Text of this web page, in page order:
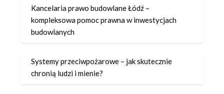
Kancelaria prawo budowlane Łódź –
kompleksowa pomoc prawna w inwestycjach
budowlanych
Systemy przeciwpożarowe – jak skutecznie
chronią ludzi i mienie?